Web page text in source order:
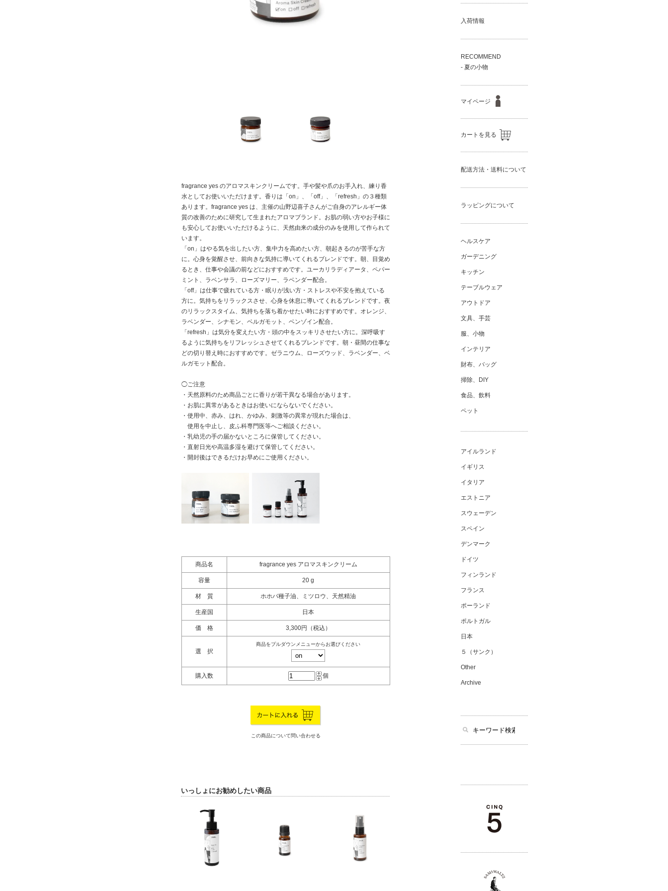
fragrance yes のアロマスキンクリームです。手や髪や爪のお手入れ、練り香
水としてお使いいただけます。香りは「on」、「off」、「refresh」の３種類
あります。fragrance yes は、主催の山野辺喜子さんがご自身のアレルギー体
質の改善のために研究して生まれたアロマブランド。お肌の弱い方やお子様に
も安心してお使いいただけるように、天然由来の成分のみを使用して作られて
います。
「on」はやる気を出したい方、集中力を高めたい方、朝起きるのが苦手な方
に。心身を覚醒させ、前向きな気持に導いてくれるブレンドです。朝、目覚め
るとき、仕事や会議の前などにおすすめです。ユーカリラディアータ、ペパー
ミント、ラベンサラ、ローズマリー、ラベンダー配合。
「off」は仕事で疲れている方・眠りが浅い方・ストレスや不安を抱えている
方に。気持ちをリラックスさせ、心身を休息に導いてくれるブレンドです。夜
のリラックスタイム、気持ちを落ち着かせたい時におすすめです。オレンジ、
ラベンダー、シナモン、ベルガモット、ベンゾイン配合。
「refresh」は気分を変えたい方・頭の中をスッキリさせたい方に。深呼吸す
るように気持ちをリフレッシュさせてくれるブレンドです。朝・昼間の仕事な
どの切り替え時におすすめです。ゼラニウム、ローズウッド、ラベンダー、ベ
ルガモット配合。
◯ご注意
・天然原料のため商品ごとに香りが若干異なる場合があります。
・お肌に異常があるときはお使いにならないでください。
・使用中、赤み、はれ、かゆみ、刺激等の異常が現れた場合は、
使用を中止し、皮ふ科専門医等へご相談ください。
・乳幼児の手の届かないところに保管してください。
・直射日光や高温多湿を避けて保管してください。
・開封後はできるだけお早めにご使用ください。
商品名 fragrance yes アロマスキンクリーム
容量 20 g
材 質 ホホバ種子油、ミツロウ、天然精油
生産国 日本
価 格 3,300円（税込）
選 択
商品をプルダウンメニューからお選びください
購入数 個
この商品について問い合わせる
いっしょにお勧めしたい商品
入荷情報
RECOMMEND
- 夏の小物
マイページ
カートを見る
配送方法・送料について
ラッピングについて
ヘルスケア
ガーデニング
キッチン
テーブルウェア
アウトドア
文具、手芸
服、小物
インテリア
財布、バッグ
掃除、DIY
食品、飲料
ペット
アイルランド
イギリス
イタリア
エストニア
スウェーデン
スペイン
デンマーク
ドイツ
フィンランド
フランス
ポーランド
ポルトガル
日本
５（サンク）
Other
Archive